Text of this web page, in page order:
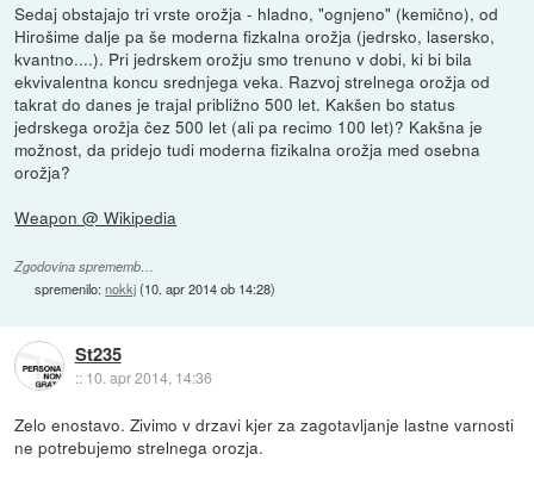
Sedaj obstajajo tri vrste orožja - hladno, "ognjeno" (kemično), od
Hirošime dalje pa še moderna fizkalna orožja (jedrsko, lasersko,
kvantno....). Pri jedrskem orožju smo trenuno v dobi, ki bi bila
ekvivalentna koncu srednjega veka. Razvoj strelnega orožja od
takrat do danes je trajal približno 500 let. Kakšen bo status
jedrskega orožja čez 500 let (ali pa recimo 100 let)? Kakšna je
možnost, da pridejo tudi moderna fizikalna orožja med osebna
orožja?
Weapon @ Wikipedia
Zgodovina sprememb…
spremenilo:nokkj(10. apr 2014 ob 14:28)
St235
:: 10. apr 2014, 14:36
Zelo enostavo. Zivimo v drzavi kjer za zagotavljanje lastne varnosti
ne potrebujemo strelnega orozja.